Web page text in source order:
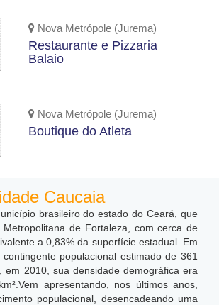
Nova Metrópole (Jurema)
Restaurante e Pizzaria
Balaio
Nova Metrópole (Jurema)
Boutique do Atleta
Caucaia
brasileiro do estado do Ceará, que
Metropolitana de Fortaleza, com cerca de
a 0,83% da superfície estadual. Em
populacional estimado de 361
em 2010, sua densidade demográfica era
Vem apresentando, nos últimos anos,
populacional, desencadeando uma